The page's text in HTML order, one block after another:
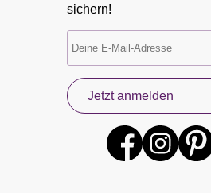
sichern!
Jetzt anmelden